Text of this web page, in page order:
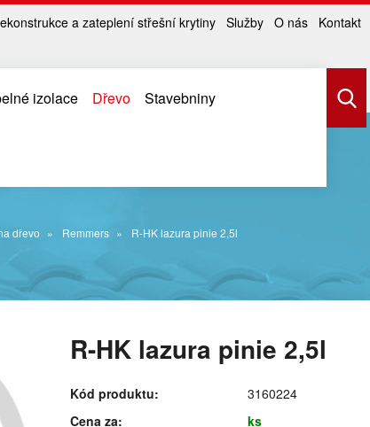
a zateplení střešní krytiny Služby O nás Kontakt
izolace Dřevo Stavebniny
dřevo Remmers R-HK lazura pinie 2,5l
R-HK lazura pinie 2,5l
Kód produktu:
3160224
Cena za:
ks